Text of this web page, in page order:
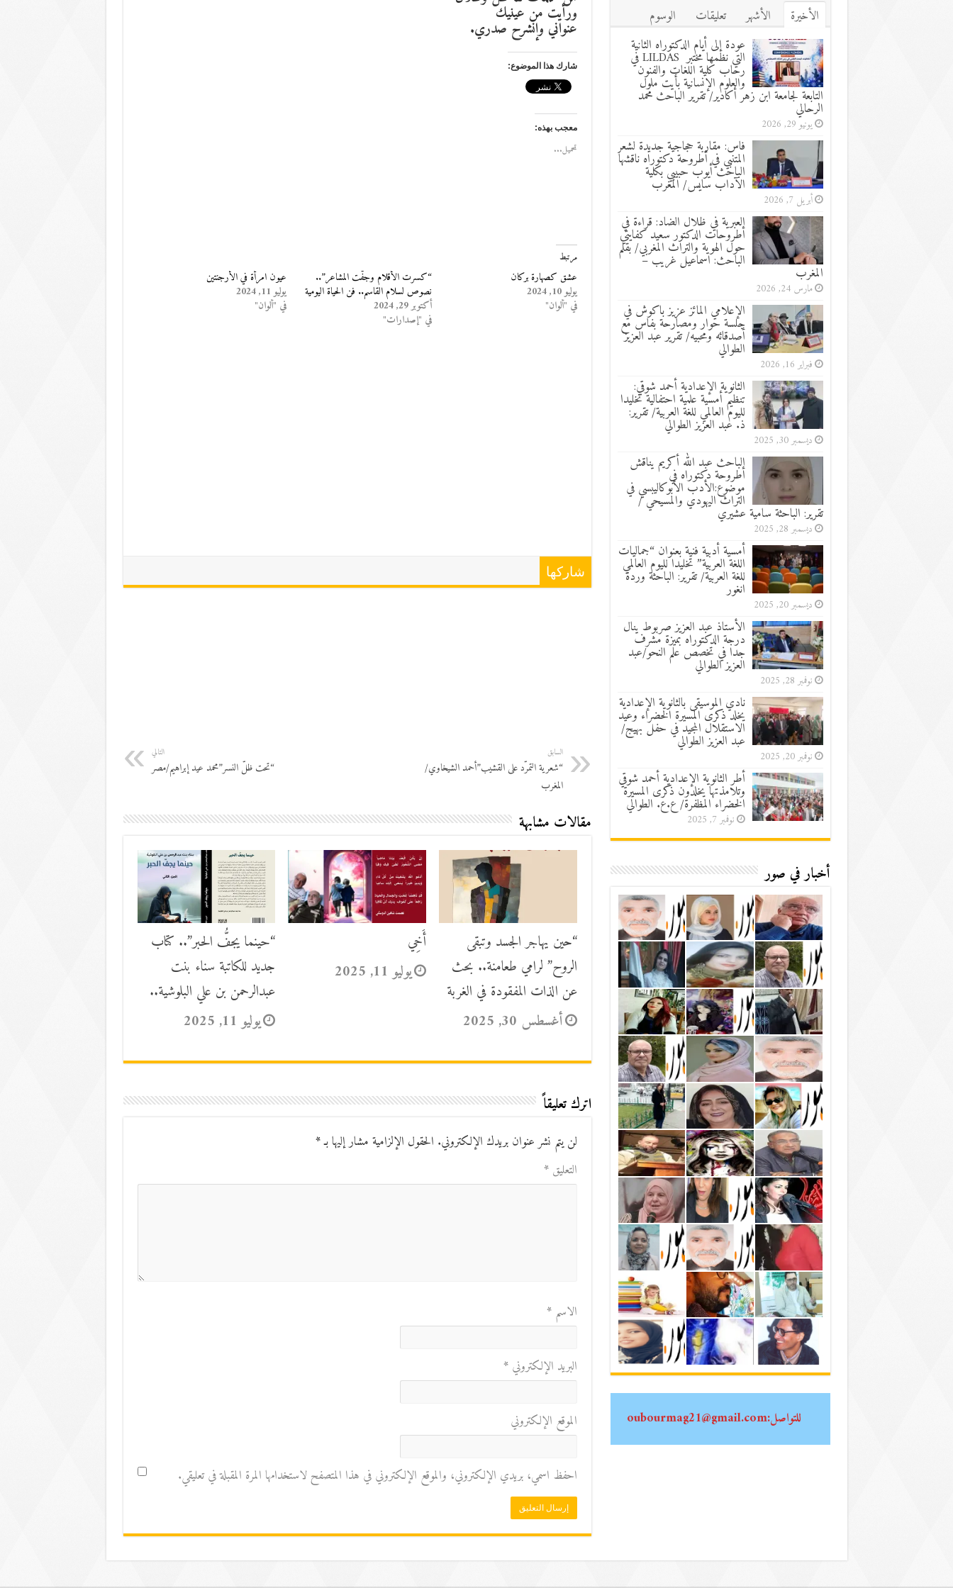
ورأيت من عينيك
عنواني وإنشرح صدري.
شارك هذا الموضوع:
معجب بهذه:
تحميل...
مرتبط
عشق كصهارة بركان
يوليو 10, 2024
في "ألوان"
“كسرت الأقلام وجفَّت المشاعر”..
نصوص لسلام القاسم.. فن الحياة اليومية
أكتوبر 29, 2024
في "إصدارات"
عيون امرأة في الأرجنتين
يوليو 11, 2024
في "ألوان"
شاركها
السابق
“شعرية التمرّد على القشيب”أحمد الشيخاوي/
المغرب
التالي
“تحت ظلّ النسر”محمد عيد إبراهيم/مصر
مقالات مشابهة
“حين يهاجر الجسد وتبقى
الروح” لرامي طعامنة.. بحث
عن الذات المفقودة في الغربة
أغسطس 30, 2025
أَخِي
يوليو 11, 2025
“حينما يجفُّ الحبر”.. كتاب
جديد للكاتبة سناء بنت
عبدالرحمن بن علي البلوشية..
يوليو 11, 2025
اترك تعليقاً
لن يتم نشر عنوان بريدك الإلكتروني. الحقول الإلزامية مشار إليها بـ*
التعليق*
الاسم*
البريد الإلكتروني*
الموقع الإلكتروني
احفظ اسمي، بريدي الإلكتروني، والموقع الإلكتروني في هذا المتصفح لاستخدامها المرة المقبلة في تعليقي.
الأخيرة الأشهر تعليقات
الوسوم
عودة إلى أيام الدكتوراه الثانية
التي نظمها مختبر LILDAS في
رحاب كلية اللغات والفنون
والعلوم الإنسانية بأيت ملول
التابعة لجامعة ابن زهر أكادير/ تقرير الباحث محمد
الرحالي
يونيو 29, 2026
فاس: مقاربة حجاجية جديدة لشعر
المتنبي في أطروحة دكتوراه ناقشها
الباحث أيوب حبيبي بكلية
الآداب سايس/ المغرب
أبريل 7, 2026
العبرية في ظلال الضاد: قراءة في
أطروحات الدكتور سعيد كفايتي
حول الهوية والتراث المغربي/ بقلم
الباحث: اسماعيل غريب –
المغرب
مارس 24, 2026
الإعلامي المائز عزيز باكوش في
جلسة حوار ومصارحة بفاس مع
أصدقائه ومحبيه/ تقرير عبد العزيز
الطوالي
فبراير 16, 2026
الثانوية الإعدادية أحمد شوقي:
تنظيم أمسية علمية احتفالية تخليدا
لليوم العالمي للغة العربية/ تقرير:
ذ. عبد العزيز الطوالي
ديسمبر 30, 2025
الباحث عبد الله أكريم يناقش
أطروحة دكتوراه في
موضوع:الأدب الأبوكاليبسي في
التراث اليهودي والمسيحي /
تقرير: الباحثة سامية عشيري
ديسمبر 28, 2025
أمسية أدبية فنية بعنوان “جماليات
اللغة العربية” تخليدا لليوم العالمي
للغة العربية/ تقرير: الباحثة وردة
انغور
ديسمبر 20, 2025
الأستاذ عبد العزيز صربوط ينال
درجة الدكتوراه بميزة مشرف
جدا في تخصص علم النحو/عبد
العزيز الطوالي
نوفمبر 28, 2025
نادي الموسيقى بالثانوية الإعدادية
يخلد ذكرى المسيرة الخضراء وعيد
الاستقلال المجيد في حفل بهيج/
عبد العزيز الطوالي
نوفمبر 20, 2025
أطر الثانوية الإعدادية أحمد شوقي
وتلامذتها يخلدون ذكرى المسيرة
الخضراء المظفرة/ ع.ع. الطوالي
نوفمبر 7, 2025
أخبار في صور
للتواصل:oubourmag21@gmail.com